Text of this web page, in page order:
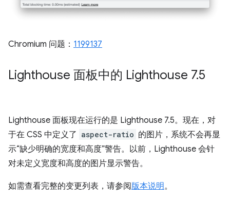
Chromium 问题： 1199137
Lighthouse 面板中的 Lighthouse 7.5
Lighthouse 面板现在运行的是 Lighthouse 7.5。现在，对
于在 CSS 中定义了 aspect-ratio 的图片，系统不会再显
示“缺少明确的宽度和高度”警告。以前，Lighthouse 会针
对未定义宽度和高度的图片显示警告。
如需查看完整的变更列表，请参阅版本说明。